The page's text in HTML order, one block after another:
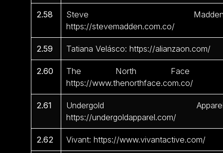
2.58
Steve
https://stevemadden.com.co/
2.59 Tatiana Velásco: https://alianzaon.com/
2.60
The North Face
https://www.thenorthface.com.co/
2.61
Undergold
https://undergoldapparel.com/
2.62 Vivant: https://www.vivantactive.com/